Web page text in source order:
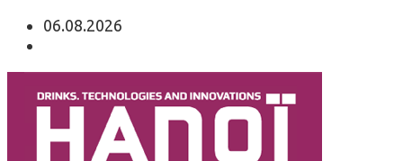
06.08.2026